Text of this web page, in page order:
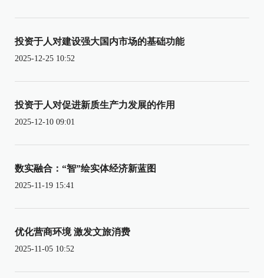
投资于人对建设强大国内市场的基础功能
2025-12-25 10:52
投资于人对促进新质生产力发展的作用
2025-12-10 09:01
数实融合：“智”绘实体经济新蓝图
2025-11-19 15:41
优化营商环境 激发文旅消费
2025-11-05 10:52